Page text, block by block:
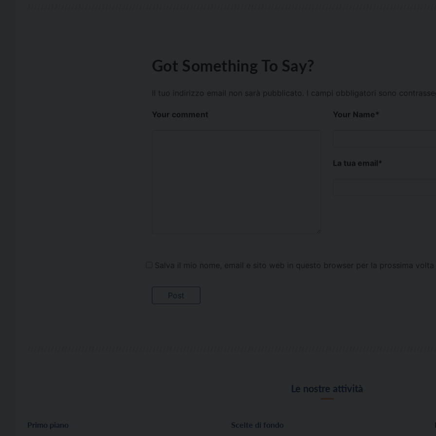
Got Something To Say?
Il tuo indirizzo email non sarà pubblicato. I campi obbligatori sono
Your comment Your Name*
La tua email*
Salva il mio nome, email e sito web in questo browser per la prossima
Le nostre attività
Primo piano Scelte di fondo